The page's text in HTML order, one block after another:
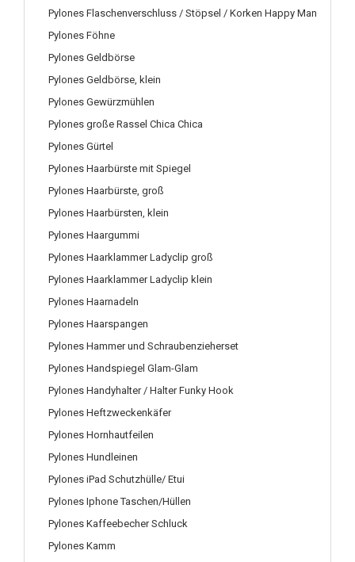
Pylones Flaschenverschluss / Stöpsel / Korken Happy Man
Pylones Föhne
Pylones Geldbörse
Pylones Geldbörse, klein
Pylones Gewürzmühlen
Pylones große Rassel Chica Chica
Pylones Gürtel
Pylones Haarbürste mit Spiegel
Pylones Haarbürste, groß
Pylones Haarbürsten, klein
Pylones Haargummi
Pylones Haarklammer Ladyclip groß
Pylones Haarklammer Ladyclip klein
Pylones Haarnadeln
Pylones Haarspangen
Pylones Hammer und Schraubenzieherset
Pylones Handspiegel Glam-Glam
Pylones Handyhalter / Halter Funky Hook
Pylones Heftzweckenkäfer
Pylones Hornhautfeilen
Pylones Hundleinen
Pylones iPad Schutzhülle/ Etui
Pylones Iphone Taschen/Hüllen
Pylones Kaffeebecher Schluck
Pylones Kamm